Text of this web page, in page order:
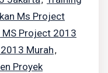
Ms Project
MS Project 2013
Murah,
Proyek